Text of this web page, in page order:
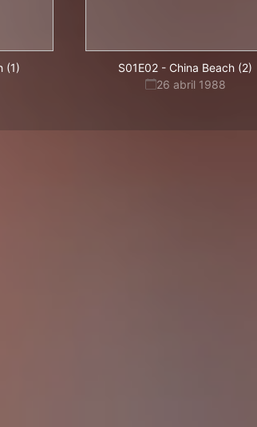
(1)
S01E02 - China Beach (2)
26 abril 1988